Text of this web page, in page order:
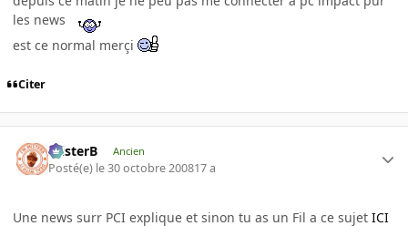
les news
est ce normal merçi
Citer
misterB Ancien
Posté(e) le 30 octobre 200817 a
Une news surr PCI explique et sinon tu as un Fil a ce sujet ICI